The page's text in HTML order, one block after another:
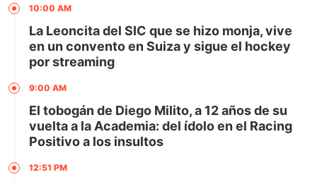
10:00 AM
La Leoncita del SIC que se hizo monja, vive
en un convento en Suiza y sigue el hockey
por streaming
9:00 AM
El tobogán de Diego Milito, a 12 años de su
vuelta a la Academia: del ídolo en el Racing
Positivo a los insultos
12:51 PM